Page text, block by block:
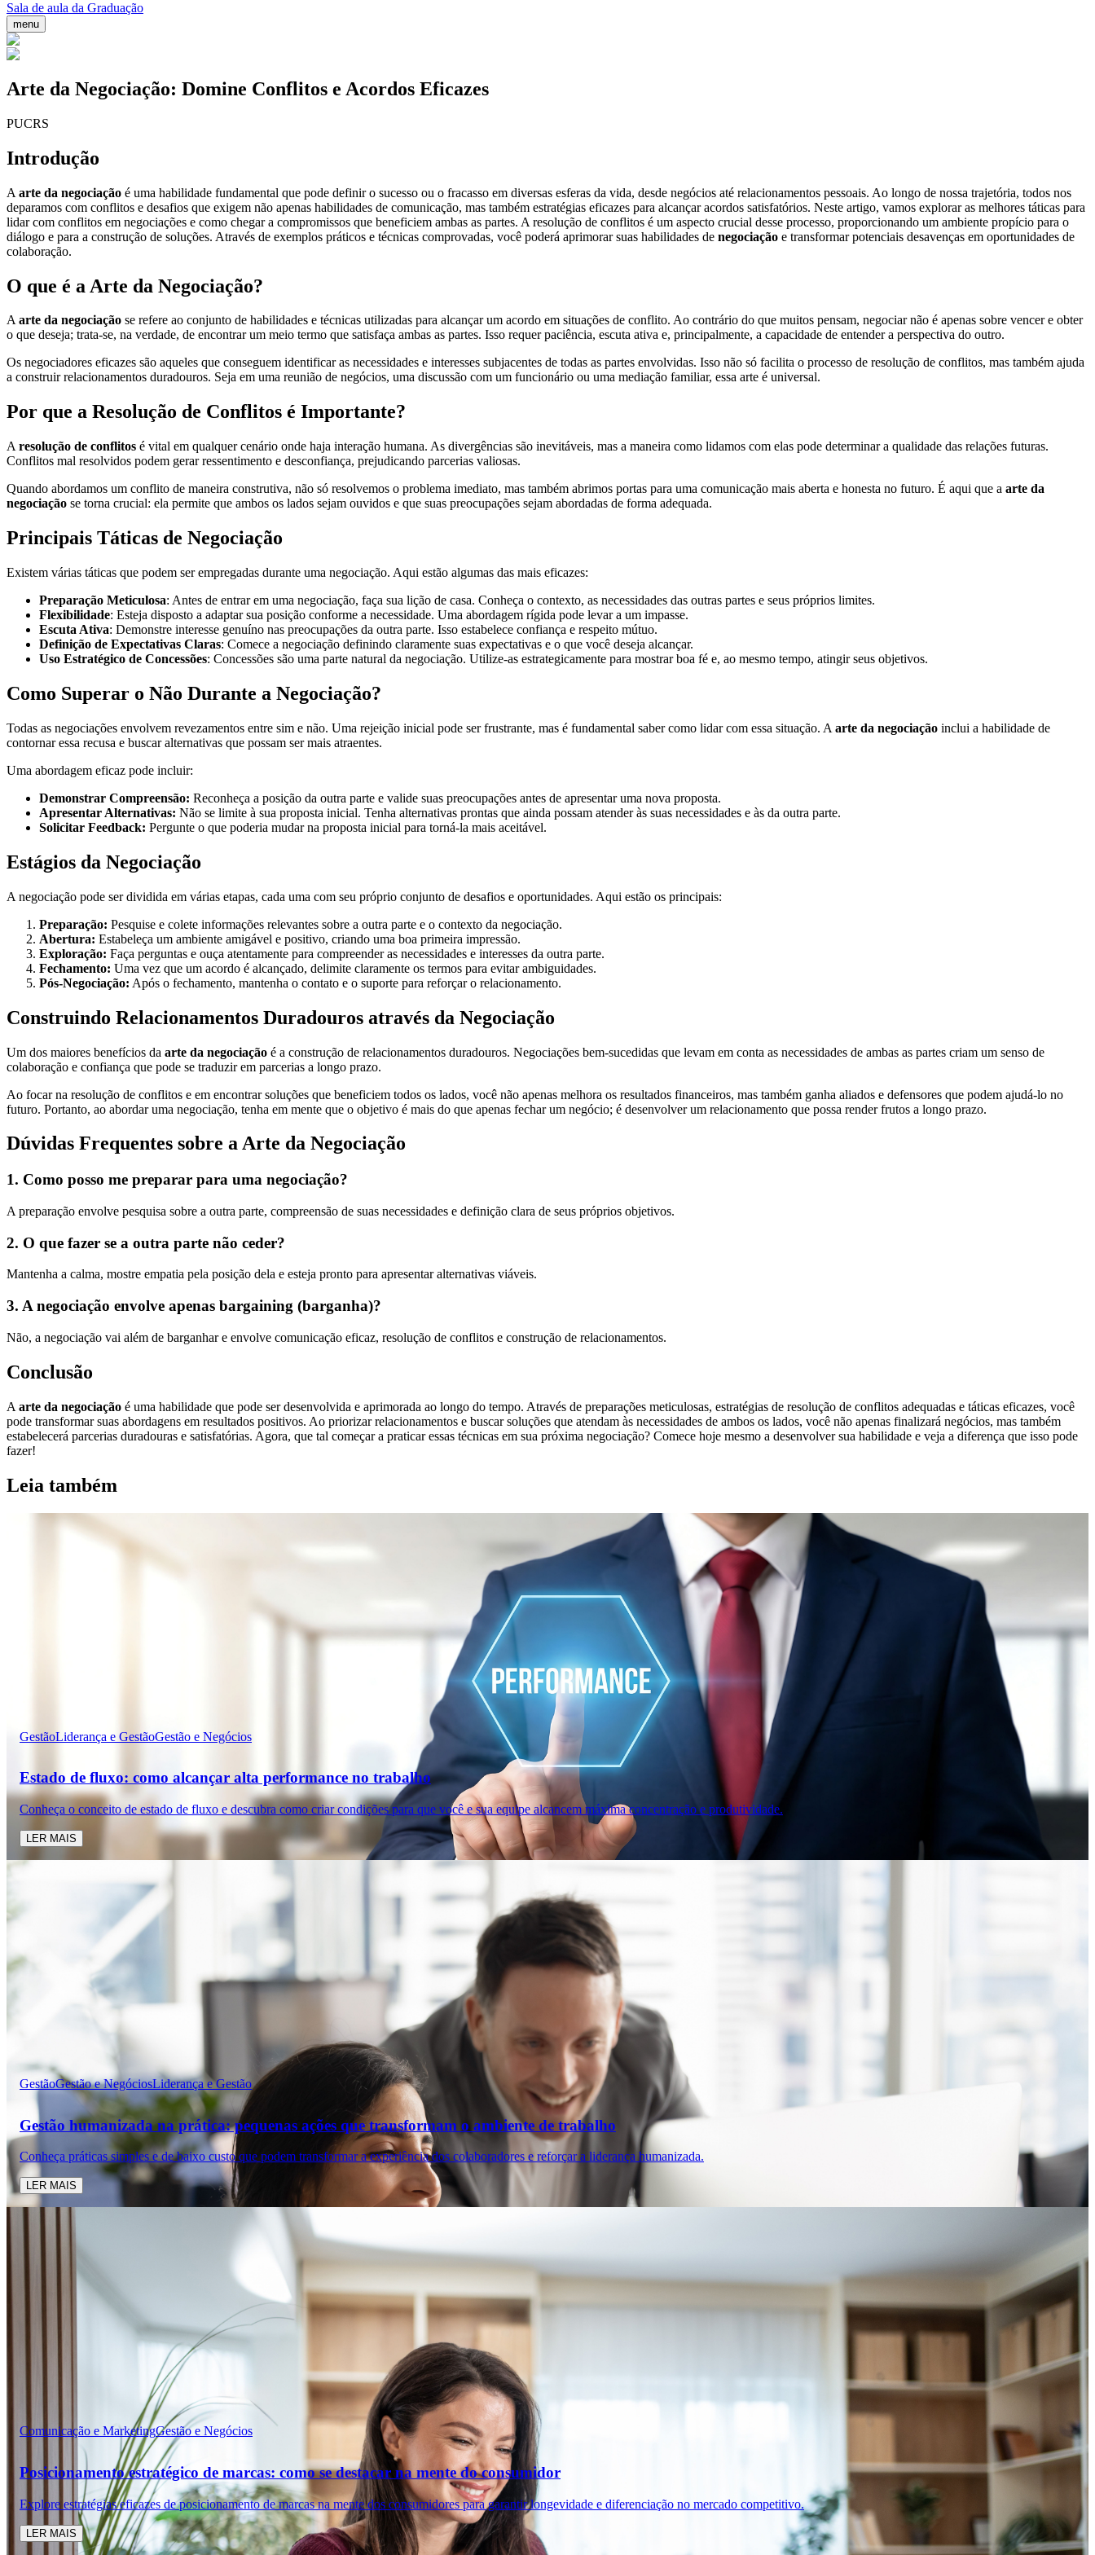
Sala de aula da Graduação
menu
Arte da Negociação: Domine Conflitos e Acordos Eficazes
PUCRS
Introdução
A arte da negociação é uma habilidade fundamental que pode definir o sucesso ou o fracasso em diversas esferas da vida, desde negócios até relacionamentos pessoais. Ao longo de nossa trajetória, todos nos
deparamos com conflitos e desafios que exigem não apenas habilidades de comunicação, mas também estratégias eficazes para alcançar acordos satisfatórios. Neste artigo, vamos explorar as melhores táticas para
lidar com conflitos em negociações e como chegar a compromissos que beneficiem ambas as partes. A resolução de conflitos é um aspecto crucial desse processo, proporcionando um ambiente propício para o
diálogo e para a construção de soluções. Através de exemplos práticos e técnicas comprovadas, você poderá aprimorar suas habilidades de negociação e transformar potenciais desavenças em oportunidades de
colaboração.
O que é a Arte da Negociação?
Aarte da negociação se refere ao conjunto de habilidades e técnicas utilizadas para alcançar um acordo em situações de conflito. Ao contrário do que muitos pensam, negociar não é apenas sobre vencer e obter
o que deseja; trata-se, na verdade, de encontrar um meio termo que satisfaça ambas as partes. Isso requer paciência, escuta ativa e, principalmente, a capacidade de entender a perspectiva do outro.
Os negociadores eficazes são aqueles que conseguem identificar as necessidades e interesses subjacentes de todas as partes envolvidas. Isso não só facilita o processo de resolução de conflitos, mas também ajuda
a construir relacionamentos duradouros. Seja em uma reunião de negócios, uma discussão com um funcionário ou uma mediação familiar, essa arte é universal.
Por que a Resolução de Conflitos é Importante?
A resolução de conflitos é vital em qualquer cenário onde haja interação humana. As divergências são inevitáveis, mas a maneira como lidamos com elas pode determinar a qualidade das relações futuras.
Conflitos mal resolvidos podem gerar ressentimento e desconfiança, prejudicando parcerias valiosas.
Quando abordamos um conflito de maneira construtiva, não só resolvemos o problema imediato, mas também abrimos portas para uma comunicação mais aberta e honesta no futuro. É aqui que a arte da
negociação se torna crucial: ela permite que ambos os lados sejam ouvidos e que suas preocupações sejam abordadas de forma adequada.
Principais Táticas de Negociação
Existem várias táticas que podem ser empregadas durante uma negociação. Aqui estão algumas das mais eficazes:
Preparação Meticulosa: Antes de entrar em uma negociação, faça sua lição de casa. Conheça o contexto, as necessidades das outras partes e seus próprios limites.
Flexibilidade: Esteja disposto a adaptar sua posição conforme a necessidade. Uma abordagem rígida pode levar a um impasse.
Escuta Ativa: Demonstre interesse genuíno nas preocupações da outra parte. Isso estabelece confiança e respeito mútuo.
Definição de Expectativas Claras: Comece a negociação definindo claramente suas expectativas e o que você deseja alcançar.
Uso Estratégico de Concessões: Concessões são uma parte natural da negociação. Utilize-as estrategicamente para mostrar boa fé e, ao mesmo tempo, atingir seus objetivos.
Como Superar o Não Durante a Negociação?
Todas as negociações envolvem revezamentos entre sim e não. Uma rejeição inicial pode ser frustrante, mas é fundamental saber como lidar com essa situação. A arte da negociação inclui a habilidade de
contornar essa recusa e buscar alternativas que possam ser mais atraentes.
Uma abordagem eficaz pode incluir:
Demonstrar Compreensão: Reconheça a posição da outra parte e valide suas preocupações antes de apresentar uma nova proposta.
Apresentar Alternativas: Não se limite à sua proposta inicial. Tenha alternativas prontas que ainda possam atender às suas necessidades e às da outra parte.
Solicitar Feedback: Pergunte o que poderia mudar na proposta inicial para torná-la mais aceitável.
Estágios da Negociação
A negociação pode ser dividida em várias etapas, cada uma com seu próprio conjunto de desafios e oportunidades. Aqui estão os principais:
Preparação: Pesquise e colete informações relevantes sobre a outra parte e o contexto da negociação.
Abertura: Estabeleça um ambiente amigável e positivo, criando uma boa primeira impressão.
Exploração: Faça perguntas e ouça atentamente para compreender as necessidades e interesses da outra parte.
Fechamento: Uma vez que um acordo é alcançado, delimite claramente os termos para evitar ambiguidades.
Pós-Negociação: Após o fechamento, mantenha o contato e o suporte para reforçar o relacionamento.
Construindo Relacionamentos Duradouros através da Negociação
Um dos maiores benefícios da arte da negociação é a construção de relacionamentos duradouros. Negociações bem-sucedidas que levam em conta as necessidades de ambas as partes criam um senso de
colaboração e confiança que pode se traduzir em parcerias a longo prazo.
Ao focar na resolução de conflitos e em encontrar soluções que beneficiem todos os lados, você não apenas melhora os resultados financeiros, mas também ganha aliados e defensores que podem ajudá-lo no
futuro. Portanto, ao abordar uma negociação, tenha em mente que o objetivo é mais do que apenas fechar um negócio; é desenvolver um relacionamento que possa render frutos a longo prazo.
Dúvidas Frequentes sobre a Arte da Negociação
1. Como posso me preparar para uma negociação?
A preparação envolve pesquisa sobre a outra parte, compreensão de suas necessidades e definição clara de seus próprios objetivos.
2. O que fazer se a outra parte não ceder?
Mantenha a calma, mostre empatia pela posição dela e esteja pronto para apresentar alternativas viáveis.
3. A negociação envolve apenas bargaining (barganha)?
Não, a negociação vai além de barganhar e envolve comunicação eficaz, resolução de conflitos e construção de relacionamentos.
Conclusão
A arte da negociação é uma habilidade que pode ser desenvolvida e aprimorada ao longo do tempo. Através de preparações meticulosas, estratégias de resolução de conflitos adequadas e táticas eficazes, você
pode transformar suas abordagens em resultados positivos. Ao priorizar relacionamentos e buscar soluções que atendam às necessidades de ambos os lados, você não apenas finalizará negócios, mas também
estabelecerá parcerias duradouras e satisfatórias. Agora, que tal começar a praticar essas técnicas em sua próxima negociação? Comece hoje mesmo a desenvolver sua habilidade e veja a diferença que isso pode
fazer!
Leia também
GestãoLiderança e GestãoGestão e Negócios
Estado de fluxo: como alcançar alta performance no trabalho
Conheça o conceito de estado de fluxo e descubra como criar condições para que você e sua equipe alcancem máxima concentração e produtividade.
LER MAIS
GestãoGestão e NegóciosLiderança e Gestão
Gestão humanizada na prática: pequenas ações que transformam o ambiente de trabalho
Conheça práticas simples e de baixo custo que podem transformar a experiência dos colaboradores e reforçar a liderança humanizada.
LER MAIS
Comunicação e MarketingGestão e Negócios
Posicionamento estratégico de marcas: como se destacar na mente do consumidor
Explore estratégias eficazes de posicionamento de marcas na mente dos consumidores para garantir longevidade e diferenciação no mercado competitivo.
LER MAIS